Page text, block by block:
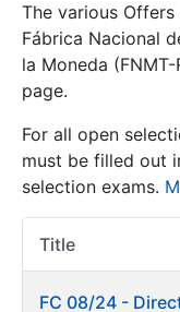
Show/Hide
Show/Hide
The various
Fábrica Nacional
la Moneda
page.
For all open
must be filled out
selection exams.
Title